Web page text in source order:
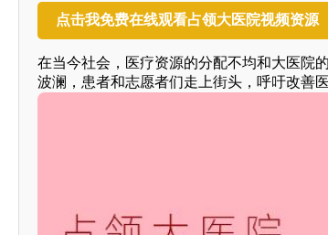
点击我免费在线观看占领大医院视频资源
在当今社会，医疗资源的分配不均和大医院
波澜，患者和志愿者们走上街头，呼吁改善医